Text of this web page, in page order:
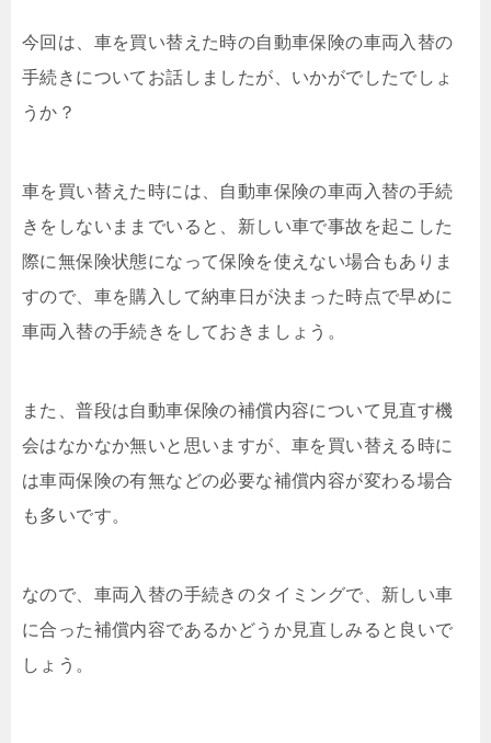
今回は、車を買い替えた時の自動車保険の車両入替の
手続きについてお話しましたが、いかがでしたでしょ
うか？
車を買い替えた時には、自動車保険の車両入替の手続
きをしないままでいると、新しい車で事故を起こした
際に無保険状態になって保険を使えない場合もありま
すので、車を購入して納車日が決まった時点で早めに
車両入替の手続きをしておきましょう。
また、普段は自動車保険の補償内容について見直す機
会はなかなか無いと思いますが、車を買い替える時に
は車両保険の有無などの必要な補償内容が変わる場合
も多いです。
なので、車両入替の手続きのタイミングで、新しい車
に合った補償内容であるかどうか見直しみると良いで
しょう。